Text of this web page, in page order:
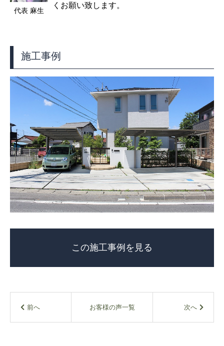
代表 麻生
くお願い致します。
施工事例
この施工事例を見る
お客様の声一覧